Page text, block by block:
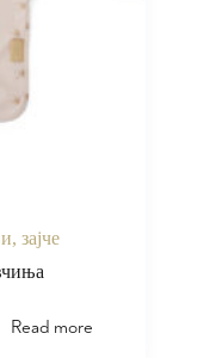
зајче
Read more